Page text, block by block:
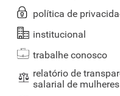
política de
institucional
trabalhe conosco
relatório de
salarial de